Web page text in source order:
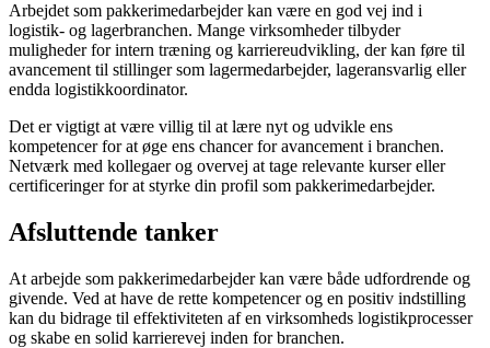
Arbejdet som pakkerimedarbejder kan være en god vej ind i
logistik- og lagerbranchen. Mange virksomheder tilbyder
muligheder for intern træning og karriereudvikling, der kan føre til
avancement til stillinger som lagermedarbejder, lageransvarlig eller
endda logistikkoordinator.
Det er vigtigt at være villig til at lære nyt og udvikle ens
kompetencer for at øge ens chancer for avancement i branchen.
Netværk med kollegaer og overvej at tage relevante kurser eller
certificeringer for at styrke din profil som pakkerimedarbejder.
Afsluttende tanker
At arbejde som pakkerimedarbejder kan være både udfordrende og
givende. Ved at have de rette kompetencer og en positiv indstilling
kan du bidrage til effektiviteten af en virksomheds logistikprocesser
og skabe en solid karrierevej inden for branchen.